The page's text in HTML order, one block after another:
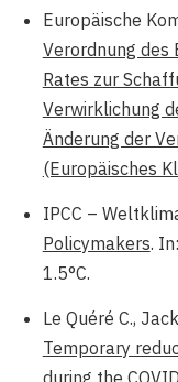
Europäische
Verordnung des
Rates zur
Verwirklichung
Änderung der
(Europäisches
IPCC –
Policymakers.
1.5°C.
Le Quéré C.,
Temporary